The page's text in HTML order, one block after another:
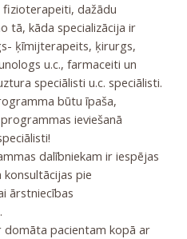
dažādu
tā, kāda specializācija ir
ķīmijterapeits, ķirurgs,
u.c., farmaceiti un
speciālisti u.c. speciālisti.
būtu īpaša,
ieviešanā
dalībniekam ir iespējas
pie
ārstniecības
pacientam kopā ar